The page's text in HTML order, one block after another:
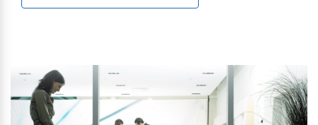
Jetzt kennenlernen
Mehr erfahren
Finanzierung & Leasing
Versicherung